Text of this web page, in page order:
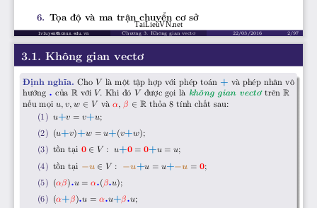
6. Tọa độ và ma trận chuyển cơ sở
lvluyen@hcmus.edu.vn Chương 3. Không gian vectơ 22/03/2016 2/97
TaiLieuVN.net
3.1. Không gian vectơ
Định nghĩa. Cho V là một tập hợp với phép toán + và phép nhân vô
hướng . của R với V. Khi đó V được gọi là không gian vectơ trên R
nếu mọi u,v,w ∈ V và α, β ∈ R thỏa 8 tính chất sau:
(1) u+ v = v+ u;
(2) (u+ v)+ w = u+ (v+ w);
(3) tồn tại 0 ∈ V : u+ 0 = 0+ u = u;
(4) tồn tại − u ∈ V : − u + u = u+ − u = 0;
(5) (αβ).u = α.(β.u);
(6) (α+ β).u = α.u+ β.u;